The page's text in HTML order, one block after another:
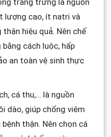
lượng cao, ít natri và
hiệu quả. Nên chế
cách luộc, hấp
an toàn vệ sinh thực
cá thu,… là nguồn
dào, giúp chống viêm
thận. Nên chọn cá